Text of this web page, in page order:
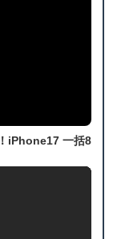
iPhone17 一括8